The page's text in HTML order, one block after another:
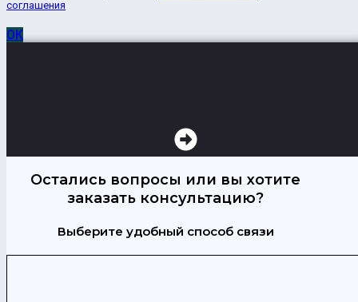
соглашения
ОК
Остались вопросы или вы хотите
заказать консультацию?
Выберите удобный способ связи